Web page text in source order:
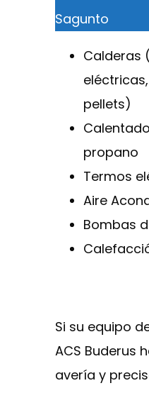
Sagunto
Calderas
pellets)
propano
Termos
Aire
Bombas
Si su equipo
ACS Buderus
avería y